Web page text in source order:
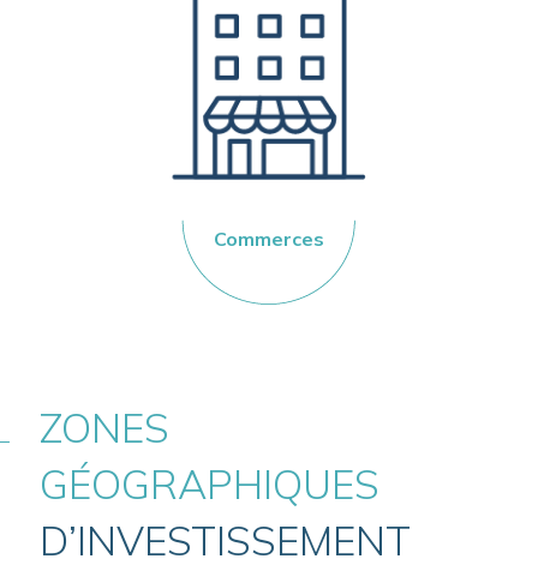
Commerces
ZONES
GÉOGRAPHIQUES
D’INVESTISSEMENT